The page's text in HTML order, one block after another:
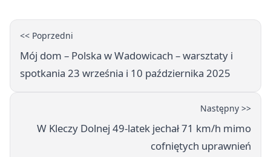
<< Poprzedni
Mój dom – Polska w Wadowicach – warsztaty i
spotkania 23 września i 10 października 2025
Następny >>
W Kleczy Dolnej 49-latek jechał 71 km/h mimo
cofniętych uprawnień